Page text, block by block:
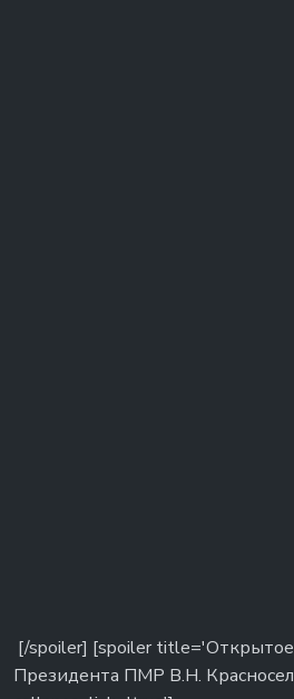
[/spoiler] [spoiler
Президента ПМР В.Н.